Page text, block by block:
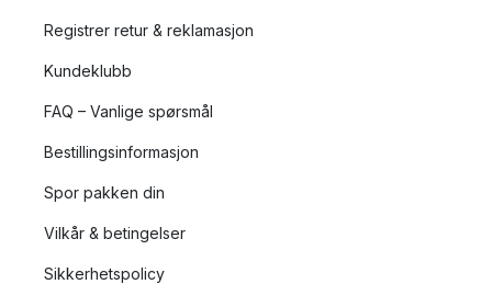
Registrer retur & reklamasjon
Kundeklubb
FAQ – Vanlige spørsmål
Bestillingsinformasjon
Spor pakken din
Vilkår & betingelser
Sikkerhetspolicy